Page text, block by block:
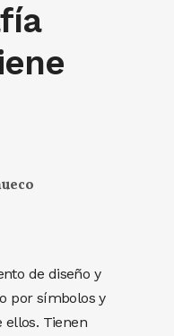
de diseño y
por símbolos y
ellos. Tienen